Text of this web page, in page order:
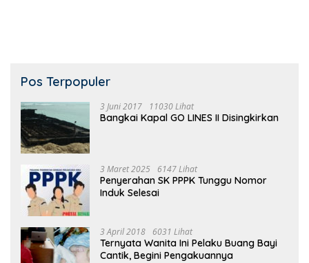
Pos Terpopuler
3 Juni 2017 11030 Lihat
Bangkai Kapal GO LINES II Disingkirkan
3 Maret 2025 6147 Lihat
Penyerahan SK PPPK Tunggu Nomor
Induk Selesai
3 April 2018 6031 Lihat
Ternyata Wanita Ini Pelaku Buang Bayi
Cantik, Begini Pengakuannya